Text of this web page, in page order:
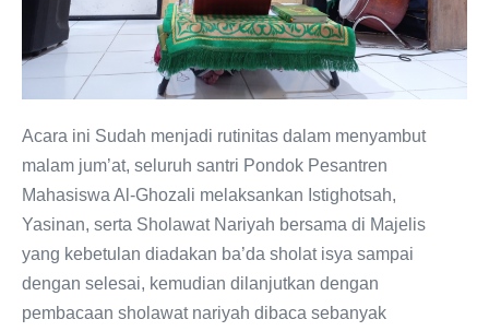
Acara ini Sudah menjadi rutinitas dalam menyambut
malam jum’at, seluruh santri Pondok Pesantren
Mahasiswa Al-Ghozali melaksankan Istighotsah,
Yasinan, serta Sholawat Nariyah bersama di Majelis
yang kebetulan diadakan ba’da sholat isya sampai
dengan selesai, kemudian dilanjutkan dengan
pembacaan sholawat nariyah dibaca sebanyak